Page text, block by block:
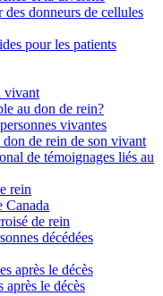
des donneurs de cellules
pour les patients
vivant
au don de rein?
vivantes
don de rein de son vivant
de témoignages liés au
rein
Canada
de rein
décédées
après le décès
après le décès